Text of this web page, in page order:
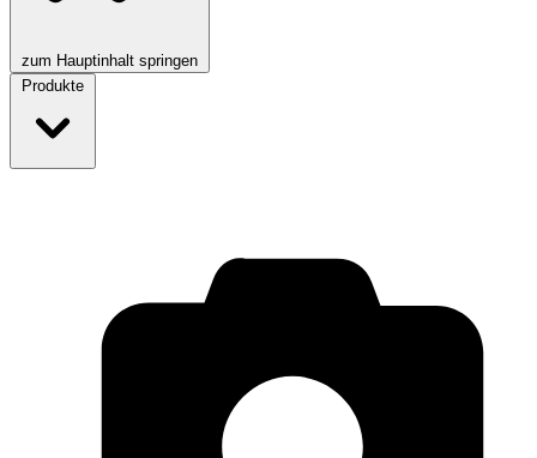
zum Hauptinhalt springen
Produkte